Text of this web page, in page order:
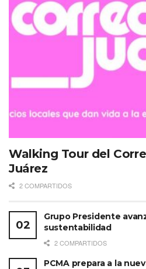
Walking Tour del
Juárez
2 COMPARTIDOS
Grupo Presidente
sustentabilidad
2 COMPARTIDOS
PCMA prepara a la